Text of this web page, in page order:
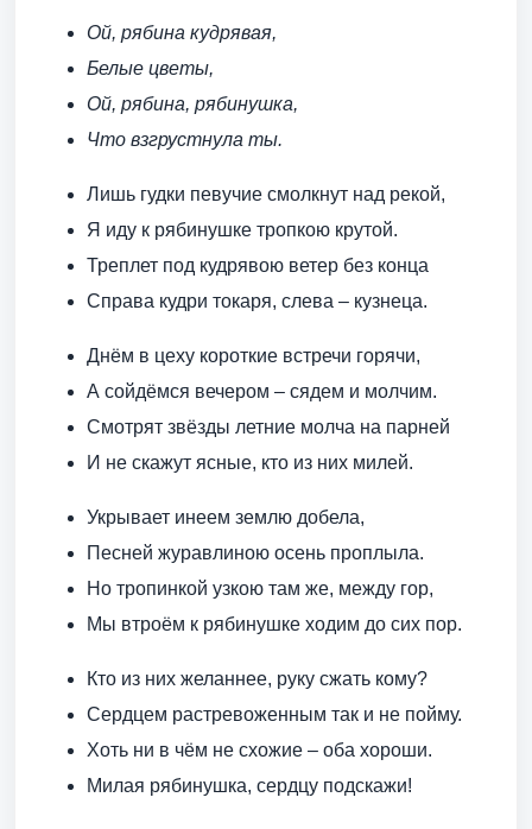
Ой, рябина кудрявая,
Белые цветы,
Ой, рябина, рябинушка,
Что взгрустнула ты.
Лишь гудки певучие смолкнут над рекой,
Я иду к рябинушке тропкою крутой.
Треплет под кудрявою ветер без конца
Справа кудри токаря, слева – кузнеца.
Днём в цеху короткие встречи горячи,
А сойдёмся вечером – сядем и молчим.
Смотрят звёзды летние молча на парней
И не скажут ясные, кто из них милей.
Укрывает инеем землю добела,
Песней журавлиною осень проплыла.
Но тропинкой узкою там же, между гор,
Мы втроём к рябинушке ходим до сих пор.
Кто из них желаннее, руку сжать кому?
Сердцем растревоженным так и не пойму.
Хоть ни в чём не схожие – оба хороши.
Милая рябинушка, сердцу подскажи!